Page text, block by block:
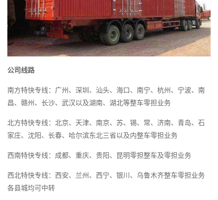
公司线路
南方特快专线：广州、深圳、汕头、海口、南宁、杭州、宁波、南
昌、赣州、长沙、武汉以及湖南、湖北等整车零担业务
北方特快专线：北京、天津、南京、苏、锡、常、济南、青岛、石
家庄、沈阳、长春、哈尔滨东北三省以及内整车零担业务
西南特快专线：成都、重庆、贵阳、昆明零担整车及零担业务
西北特快专线：西安、兰州、西宁、银川、乌鲁木齐整车零担业务
各县城均可中转